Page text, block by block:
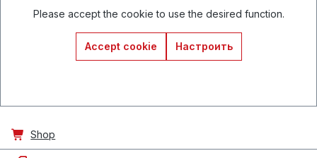
Please accept the cookie to use the desired function.
Accept cookie Настроить
Shop